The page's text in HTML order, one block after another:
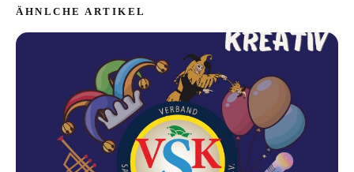
ÄHNLCHE ARTIKEL